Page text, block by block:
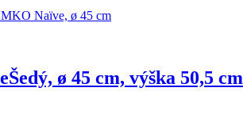
Šedý, ø 45 cm, výška 50,5 cm